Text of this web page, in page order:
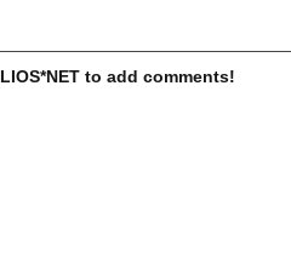
to add comments!